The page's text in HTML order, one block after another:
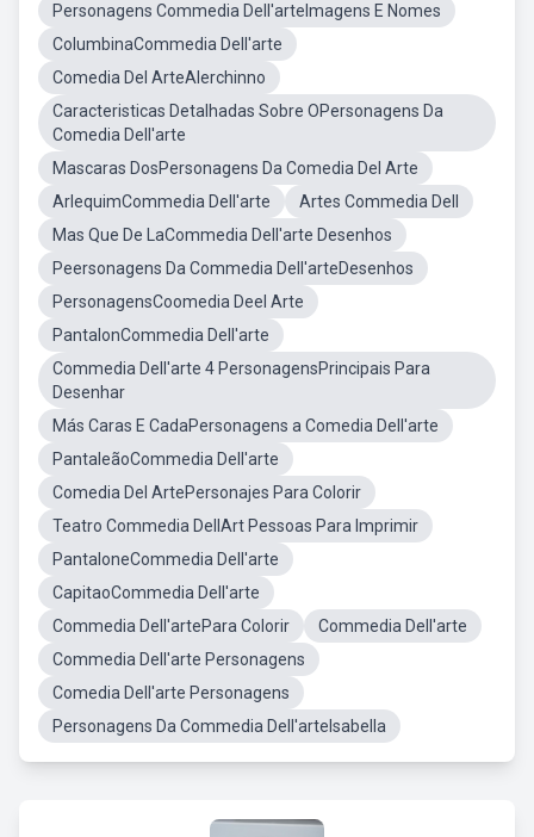
Personagens Commedia Dell'arteImagens E Nomes
ColumbinaCommedia Dell'arte
Comedia Del ArteAlerchinno
Caracteristicas Detalhadas Sobre OPersonagens Da
Comedia Dell'arte
Mascaras DosPersonagens Da Comedia Del Arte
ArlequimCommedia Dell'arte
Artes Commedia Dell
Mas Que De LaCommedia Dell'arte Desenhos
Peersonagens Da Commedia Dell'arteDesenhos
PersonagensCoomedia Deel Arte
PantalonCommedia Dell'arte
Commedia Dell'arte 4 PersonagensPrincipais Para
Desenhar
Más Caras E CadaPersonagens a Comedia Dell'arte
PantaleãoCommedia Dell'arte
Comedia Del ArtePersonajes Para Colorir
Teatro Commedia DellArt Pessoas Para Imprimir
PantaloneCommedia Dell'arte
CapitaoCommedia Dell'arte
Commedia Dell'artePara Colorir
Commedia Dell'arte
Commedia Dell'arte Personagens
Comedia Dell'arte Personagens
Personagens Da Commedia Dell'arteIsabella